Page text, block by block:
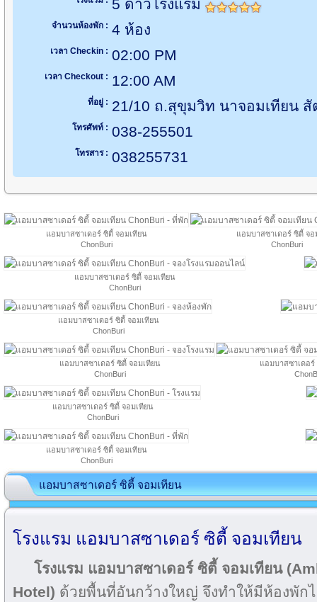
5 ดาวโรงแรม
จำนวนห้องพัก : 4 ห้อง
เวลา Checkin : 02:00 PM
เวลา Checkout : 12:00 AM
ที่อยู่ : 21/10 ถ.สุขุมวิท นาจอมเทียน
โทรศัพท์ : 038-255501
โทรสาร : 038255731
แอมบาสซาเดอร์ ซิตี้ จอมเทียน
ChonBuri
แอมบาสซาเดอร์ ซิตี้ จอ
ChonBuri
แอมบาสซาเดอร์ ซิตี้ จอมเทียน
ChonBuri
แอมบาสซาเดอร์ ซิตี้ จอมเทียน
ChonBuri
แอมบาสซาเดอร์ ซิตี้ จอมเทียน
ChonBuri
แอมบาสซาเดอ
แอมบาสซาเดอร์ ซิตี้ จอมเทียน
ChonBuri
แอมบาสซาเดอร์ ซิตี้ จอมเทียน
ChonBuri
แอมบาสซาเดอร์ ซิตี้ จอมเทียน
โรงแรม แอมบาสซาเดอร์ ซิตี้ จอมเทียน
โรงแรม แอมบาสซาเดอร์ ซิตี้ จอมเทียน
Hotel) ด้วยพื้นที่อันกว้างใหญ่ จึงทำให้มีห้องพัก